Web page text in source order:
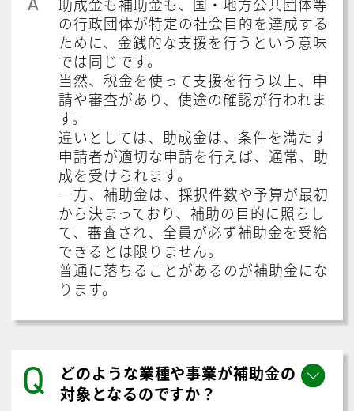
の行政団体が特定の社会目的を達成する
ために、金銭的な支援を行うという意味
では同じです。
当然、税金を使って支援を行う以上、申
請や審査があり、使途の確認が行われま
す。
違いとしては、助成金は、条件を満たす
申請者が適切な申請を行えば、通常、助
成を受けられます。
一方、補助金は、採択件数や予算が最初
から決まっており、補助の目的に照らし
て、審査され、全員が必ず補助金を受給
できるとは限りません。
普通に落ちることがあるのが補助金にな
ります。
Q
どのような業種や事業が補助金の
対象となるのですか？